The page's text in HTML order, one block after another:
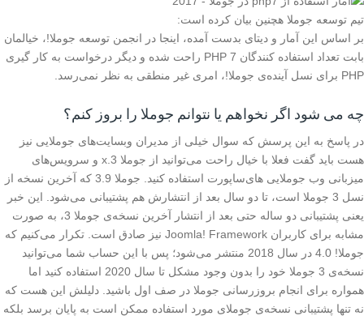
تیم توسعه جوملا هچنین بیان کرده است:
بر اساس این آمار و دیتای بدست آمده، اینجا در انجمن توسعه جوملا!، خیالمان
بابت تعداد استفاده کنندگان PHP 7 راحت شده و دیگر درخواست به کار گیری
PHP برای نسل آینده‌ی جوملا!، امری غیر منطقی به نظر نمی‌رسد.
چه می شود اگر نخواهم یا نتوانم جوملا را بروز کنم؟
در پاسخ به این پرسش که سوال خیلی از مدیران وبسایت‌های جوملایی نیز
هست باید گفت فعلا با خیال راحت می‌توانید از جوملا 3.x و سرویس‌های
میزبانی وب جوملایی های‌ساپورت استفاده کنید. جوملا 3.9 که آخرین نسخه از
نسل 3 جوملا است، تا دو سال بعد از انتشارش هم پشتیبانی می‌شود. این خبر
یعنی پشتیبانی دو ساله حتی بعد از انتشار آخرین نسخه‌ی جوملا 3، به صورت
مشابه برای کاربران Joomla! Framework نیز صادق است. تکرار می‌کنیم که
جوملا! 4.0 در سال 2018 منتشر می‌شود؛ پس با این حساب شما می‌توانید
نسخه‌ی 3 جوملا خود را بدون وجود مشکل تا سال 2020 استفاده کنید اما
همواره برای انجام بروزرسانی جوملا در صف اول باشید. دلیلش این هست که
نه تنها پشتیبانی نسخه‌ی جوملای مورد استفاده ممکن است به پایان برسد بلکه